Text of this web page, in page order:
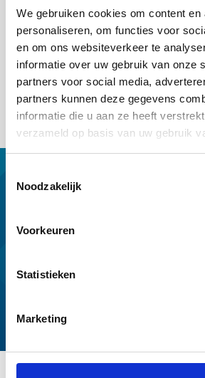
We gebruiken cookies om content en
personaliseren, om functies voor
en om ons websiteverkeer te
informatie over uw gebruik van onze
partners voor social media,
partners kunnen deze gegevens
informatie die u aan ze heeft
verzameld op basis van uw gebruik
Noodzakelijk
Voorkeuren
Statistieken
Marketing
We kijken naar de huidige maandlast. Dat
klant heeft op moment van aanvragen.
Die vergelijken we met de nieuwe
periode van de nieuwe lening is minimaal
stabiel. Zolang de nieuwe maandlast gelijk
huidige is de seniorenverhuisregeling
Professionals
Voorwaarden en normen
Service en contact